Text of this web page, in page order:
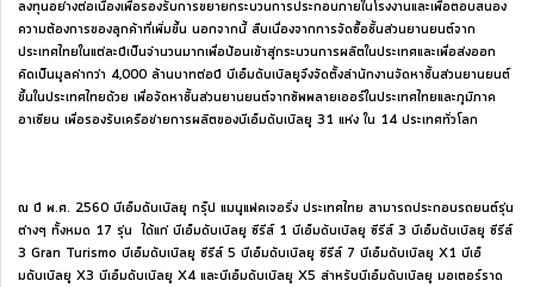
ลงทุนอย่างต่อเนื่องเพื่อรองรับการขยายกระบวนการประกอบภายในโรงงานและเพื่อตอบสนอง
ความต้องการของลูกค้าที่เพิ่มขึ้น นอกจากนี้ สืบเนื่องจากการจัดซื้อชิ้นส่วนยานยนต์จาก
ประเทศไทยในแต่ละปีเป็นจำนวนมากเพื่อป้อนเข้าสู่กระบวนการผลิตในประเทศและเพื่อส่งออก
คิดเป็นมูลค่ากว่า 4,000 ล้านบาทต่อปี บีเอ็มดับเบิลยูจึงจัดตั้งสำนักงานจัดหาชิ้นส่วนยานยนต์
ขึ้นในประเทศไทยด้วย เพื่อจัดหาชิ้นส่วนยานยนต์จากซัพพลายเออร์ในประเทศไทยและภูมิภาค
อาเซียน เพื่อรองรับเครือข่ายการผลิตของบีเอ็มดับเบิลยู 31 แห่ง ใน 14 ประเทศทั่วโลก
ณ ปี พ.ศ. 2560 บีเอ็มดับเบิลยู กรุ๊ป แมนูแฟคเจอริ่ง ประเทศไทย สามารถประกอบรถยนต์รุ่น
ต่างๆ ทั้งหมด 17 รุ่น ได้แก่ บีเอ็มดับเบิลยู ซีรีส์ 1 บีเอ็มดับเบิลยู ซีรีส์ 3 บีเอ็มดับเบิลยู ซีรีส์
3 Gran Turismo บีเอ็มดับเบิลยู ซีรีส์ 5 บีเอ็มดับเบิลยู ซีรีส์ 7 บีเอ็มดับเบิลยู X1 บีเอ็
มดับเบิลยู X3 บีเอ็มดับเบิลยู X4 และบีเอ็มดับเบิลยู X5 สำหรับบีเอ็มดับเบิลยู มอเตอร์ราด